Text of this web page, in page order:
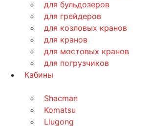
для бульдозеров
для грейдеров
для козловых кранов
для кранов
для мостовых кранов
для погрузчиков
Кабины
Shacman
Komatsu
Liugong